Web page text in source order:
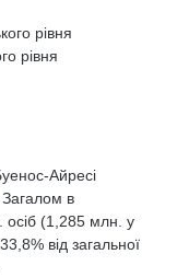
рівня
рівня
Айресі
в
осіб (1,285 млн. у
від загальної